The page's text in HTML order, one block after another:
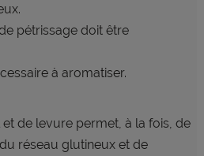
pétrissage doit être
à aromatiser.
et de levure permet, à la fois, de
réseau glutineux et de